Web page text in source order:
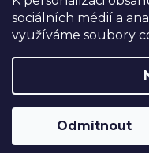
sociálních médií a
využíváme soubory
Odmítnout
značek, které
patří jejich
Copyright 2026
vyhrazena.